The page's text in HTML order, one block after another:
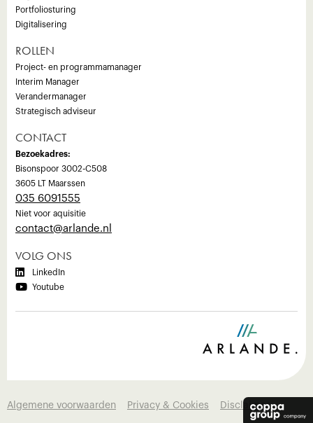
Portfoliosturing
Digitalisering
ROLLEN
Project- en programmamanager
Interim Manager
Verandermanager
Strategisch adviseur
CONTACT
Bezoekadres:
Bisonspoor 3002-C508
3605 LT Maarssen
035 6091555
Niet voor aquisitie
‍contact@arlande.nl
VOLG ONS
 LinkedIn
 Youtube
Algemene voorwaarden Privacy & Cookies Disclaimer